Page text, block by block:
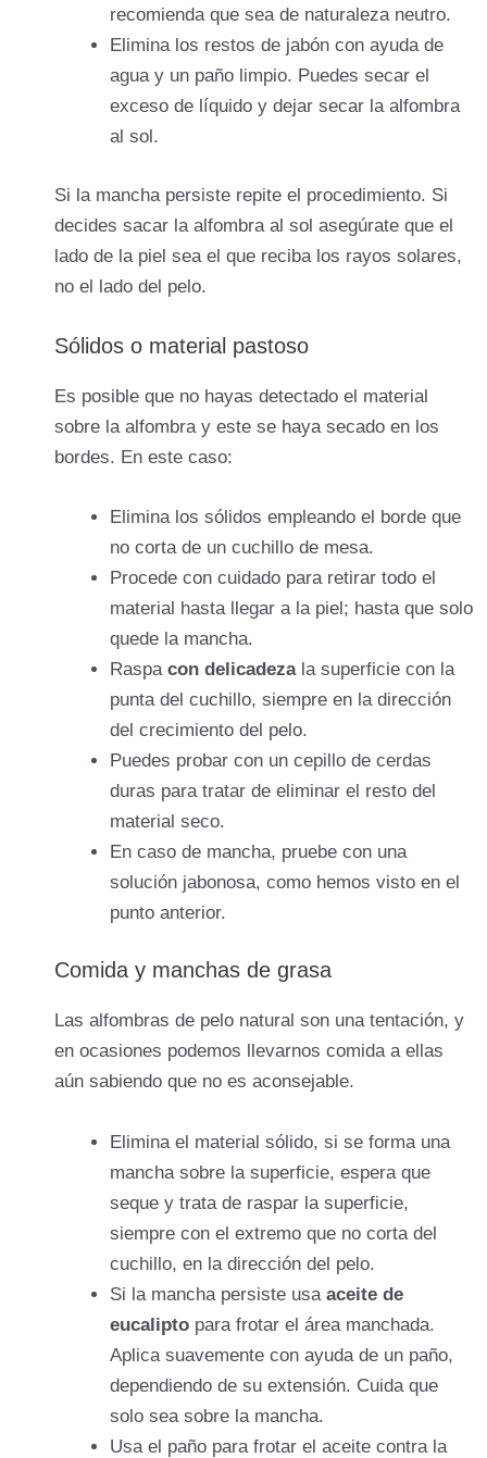
recomienda que sea de naturaleza neutro.
Elimina los restos de jabón con ayuda de
agua y un paño limpio. Puedes secar el
exceso de líquido y dejar secar la alfombra
al sol.
Si la mancha persiste repite el procedimiento. Si
decides sacar la alfombra al sol asegúrate que el
lado de la piel sea el que reciba los rayos solares,
no el lado del pelo.
Sólidos o material pastoso
Es posible que no hayas detectado el material
sobre la alfombra y este se haya secado en los
bordes. En este caso:
Elimina los sólidos empleando el borde que
no corta de un cuchillo de mesa.
Procede con cuidado para retirar todo el
material hasta llegar a la piel; hasta que solo
quede la mancha.
Raspa con delicadezala superficie con la
punta del cuchillo, siempre en la dirección
del crecimiento del pelo.
Puedes probar con un cepillo de cerdas
duras para tratar de eliminar el resto del
material seco.
En caso de mancha, pruebe con una
solución jabonosa, como hemos visto en el
punto anterior.
Comida y manchas de grasa
Las alfombras de pelo natural son una tentación, y
en ocasiones podemos llevarnos comida a ellas
aún sabiendo que no es aconsejable.
Elimina el material sólido, si se forma una
mancha sobre la superficie, espera que
seque y trata de raspar la superficie,
siempre con el extremo que no corta del
cuchillo, en la dirección del pelo.
Si la mancha persiste usa aceite de
eucalipto para frotar el área manchada.
Aplica suavemente con ayuda de un paño,
dependiendo de su extensión. Cuida que
solo sea sobre la mancha.
Usa el paño para frotar el aceite contra la